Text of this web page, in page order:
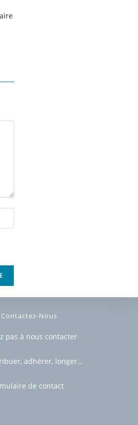
Contactez-Nous
pas à nous contacter
adhérer, longer…
de contact